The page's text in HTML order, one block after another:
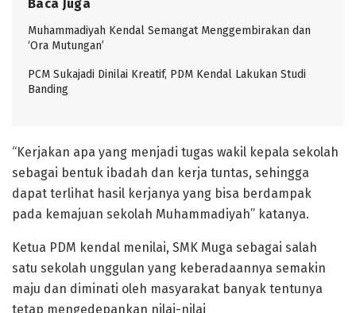
Baca Juga
Muhammadiyah Kendal Semangat Menggembirakan dan
‘Ora Mutungan’
PCM Sukajadi Dinilai Kreatif, PDM Kendal Lakukan Studi
Banding
“Kerjakan apa yang menjadi tugas wakil kepala sekolah
sebagai bentuk ibadah dan kerja tuntas, sehingga
dapat terlihat hasil kerjanya yang bisa berdampak
pada kemajuan sekolah Muhammadiyah” katanya.
Ketua PDM kendal menilai, SMK Muga sebagai salah
satu sekolah unggulan yang keberadaannya semakin
maju dan diminati oleh masyarakat banyak tentunya
tetap mengedepankan nilai-nilai